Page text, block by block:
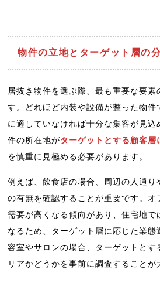
物件の立地とターゲット層の
居抜き物件を選ぶ際、最も重要な要素
す。どれほど内装や設備が整った物件
に適していなければ十分な集客が見込
件の所在地がターゲットとする顧客
を慎重に見極める必要があります。
例えば、飲食店の場合、周辺の人通り
の有無を確認することが重要です。オ
需要が高くなる傾向があり、住宅地で
なるため、ターゲット層に応じた業態
容室やサロンの場合、ターゲットとす
リアかどうかを事前に調査することが